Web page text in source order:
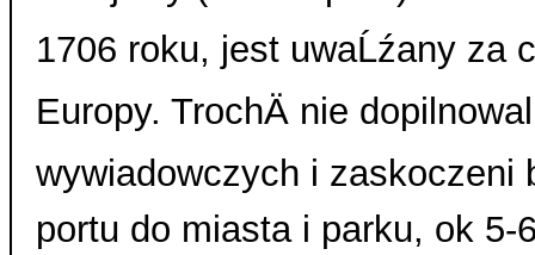
1706 roku, jest uwaĹźany za
Europy. TrochÄ nie
wywiadowczych i zaskoczeni
portu do miasta i parku, ok 5-